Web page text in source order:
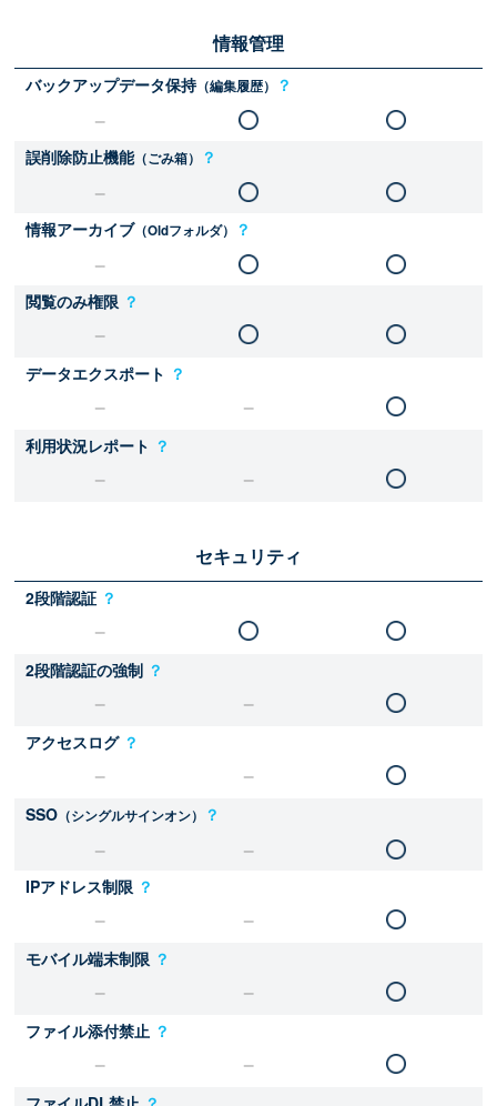
情報管理
バックアップデータ保持（編集履歴） ？
誤削除防止機能（ごみ箱） ？
情報アーカイブ（Oldフォルダ） ？
閲覧のみ権限 ？
データエクスポート ？
利用状況レポート ？
セキュリティ
2段階認証 ？
2段階認証の強制 ？
アクセスログ ？
SSO （シングルサインオン） ？
IPアドレス制限 ？
モバイル端末制限 ？
ファイル添付禁止 ？